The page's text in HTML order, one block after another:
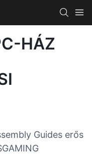
HÁZ
Guides erős